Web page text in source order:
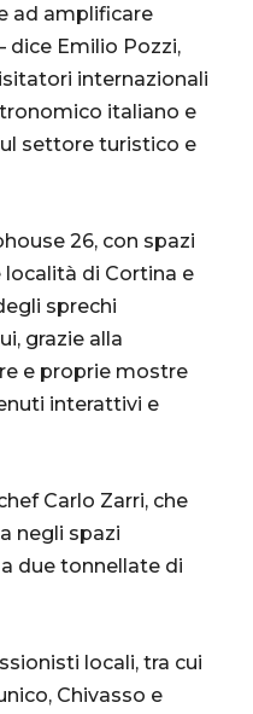
ad amplificare
dice Emilio Pozzi,
internazionali
italiano e
settore turistico e
26, con spazi
località di Cortina e
sprechi
grazie alla
e proprie mostre
interattivi e
Carlo Zarri, che
negli spazi
due tonnellate di
locali, tra cui
Chivasso e